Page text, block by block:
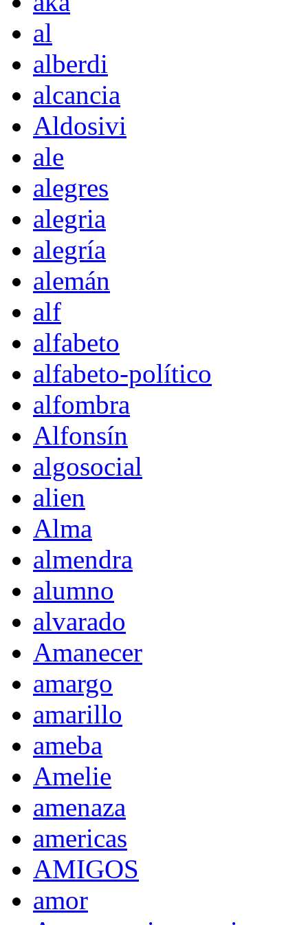
al
alberdi
alcancia
Aldosivi
ale
alegres
alegria
alegría
alemán
alf
alfabeto
alfabeto-político
alfombra
Alfonsín
algosocial
alien
Alma
almendra
alumno
alvarado
Amanecer
amargo
amarillo
ameba
Amelie
amenaza
americas
AMIGOS
amor